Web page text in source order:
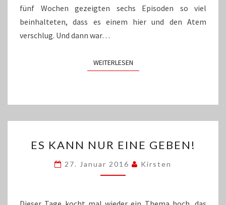
fünf Wochen gezeigten sechs Episoden so viel
beinhalteten, dass es einem hier und den Atem
verschlug. Und dann war…
WEITERLESENWEITERLESEN
KANN
EINE
GEBEN!
ES KANN NUR EINE GEBEN!
27. Januar 2016 Kirsten